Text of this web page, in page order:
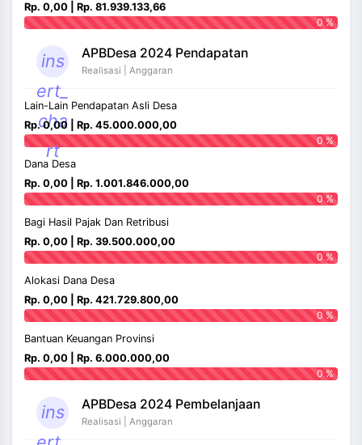
Rp. 0,00 | Rp. 81.939.133,66
0 %
ins
ert_
cha
rt
APBDesa 2024 Pendapatan
Realisasi | Anggaran
Lain-Lain Pendapatan Asli Desa
Rp. 0,00 | Rp. 45.000.000,00
0 %
Dana Desa
Rp. 0,00 | Rp. 1.001.846.000,00
0 %
Bagi Hasil Pajak Dan Retribusi
Rp. 0,00 | Rp. 39.500.000,00
0 %
Alokasi Dana Desa
Rp. 0,00 | Rp. 421.729.800,00
0 %
Bantuan Keuangan Provinsi
Rp. 0,00 | Rp. 6.000.000,00
0 %
ins
APBDesa 2024 Pembelanjaan
Realisasi | Anggaran